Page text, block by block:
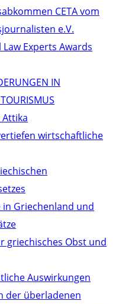
CETA vom
e.V.
Experts Awards
IN
Attika
wirtschaftliche
in Griechenland und
griechisches Obst und
Auswirkungen
der überladenen